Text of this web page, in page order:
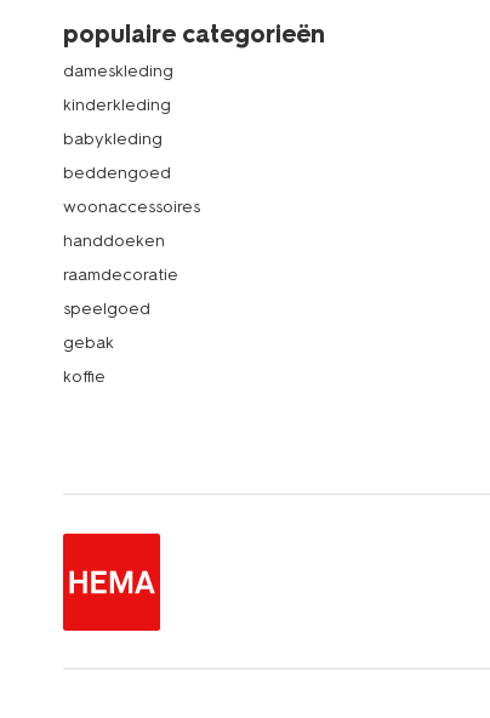
populaire categorieën
dameskleding
kinderkleding
babykleding
beddengoed
woonaccessoires
handdoeken
raamdecoratie
speelgoed
gebak
koffie